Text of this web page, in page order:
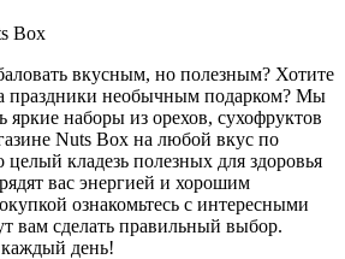
Box
вкусным, но полезным? Хотите
праздники необычным подарком? Мы
яркие наборы из орехов, сухофруктов
Nuts Box на любой вкус по
кладезь полезных для здоровья
вас энергией и хорошим
ознакомьтесь с интересными
вам сделать правильный выбор.
каждый день!